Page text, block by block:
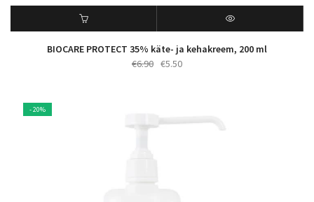
BIOCARE PROTECT 35% käte- ja kehakreem, 200 ml
€6.90 Algne
€5.50Praegune
- 20%